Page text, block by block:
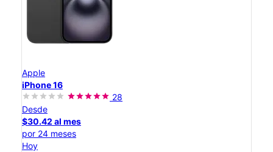
Apple
iPhone 16
28
Desde
$30.42 al mes
por 24 meses
Hoy